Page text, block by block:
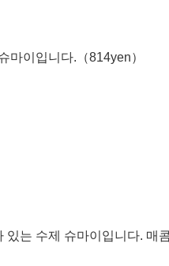
마이입니다.（814yen）
는 수제 슈마이입니다. 매